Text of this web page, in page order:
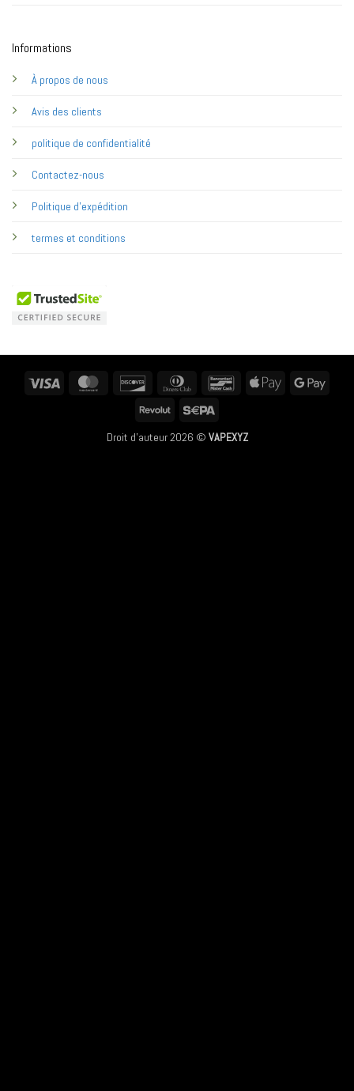
Informations
À propos de nous
Avis des clients
politique de confidentialité
Contactez-nous
Politique d'expédition
termes et conditions
MasterCard Discover
Dinners
BancontactApple
Revolut
Droit d'auteur 2026 © VAPEXYZ